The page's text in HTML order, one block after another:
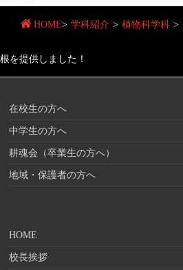
HOME> 学科紹介 > 植物科学科 >
根を提供しました！
在校生の方へ
中学生の方へ
耕魂会（卒業生の方へ）
地域・保護者の方へ
HOME
校長挨拶